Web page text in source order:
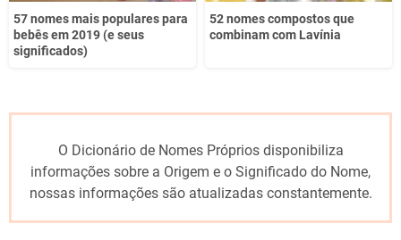
57 nomes mais populares para
bebês em 2019 (e seus
significados)
52 nomes compostos que
combinam com Lavínia
O Dicionário de Nomes Próprios disponibiliza
informações sobre a Origem e o Significado do Nome,
nossas informações são atualizadas constantemente.